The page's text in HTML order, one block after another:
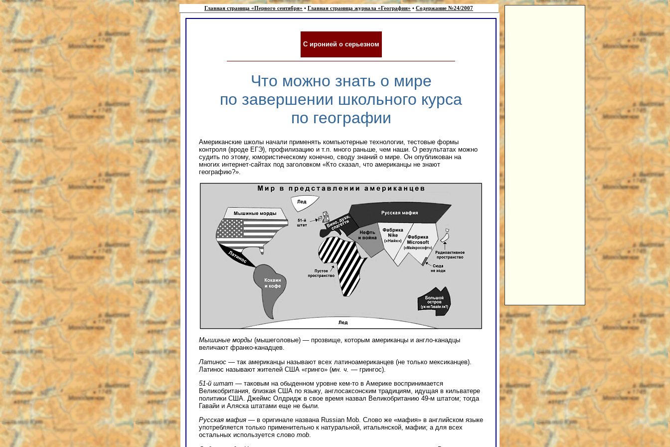
Главная страница «Первого сентября» • Главная страница журнала «География» • Содержание №24/2007
С иронией о серьезном
Что можно знать о мире
по завершении школьного курса
по географии
Американские школы начали применять компьютерные технологии, тестовые формы
контроля (вроде ЕГЭ), профилизацию и т.п. много раньше, чем наши. О результатах можно
судить по этому, юмористическому конечно, своду знаний о мире. Он опубликован на
многих интернет-сайтах под заголовком «Кто сказал, что американцы не знают
географию?».
Мышиные морды (мышеголовые) — прозвище, которым американцы и англо-канадцы
величают франко-канадцев.
Латинос — так американцы называют всех латиноамериканцев (не только мексиканцев).
Латинос называют жителей США «гринго» (мн. ч. — грингос).
51-й штат — таковым на обыденном уровне кем-то в Америке воспринимается
Великобритания, близкая США по языку, англосаксонским традициям, идущая в кильватере
политики США. Джеймс Олдридж в свое время назвал Великобританию 49-м штатом; тогда
Гавайи и Аляска штатами еще не были.
Русская мафия — в оригинале названа Russian Mob. Слово же «мафия» в английском языке
употребляется только применительно к натуральной, итальянской, мафии; а для всех
остальных используется слово mob.